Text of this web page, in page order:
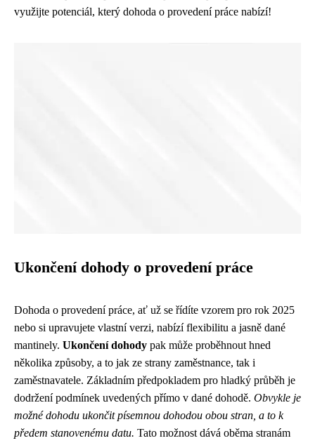
využijte potenciál, který dohoda o provedení práce nabízí!
Ukončení dohody o provedení práce
Dohoda o provedení práce, ať už se řídíte vzorem pro rok 2025
nebo si upravujete vlastní verzi, nabízí flexibilitu a jasně dané
mantinely. Ukončení dohody pak může proběhnout hned
několika způsoby, a to jak ze strany zaměstnance, tak i
zaměstnavatele. Základním předpokladem pro hladký průběh je
dodržení podmínek uvedených přímo v dané dohodě. Obvykle je
možné dohodu ukončit písemnou dohodou obou stran, a to k
předem stanovenému datu. Tato možnost dává oběma stranám